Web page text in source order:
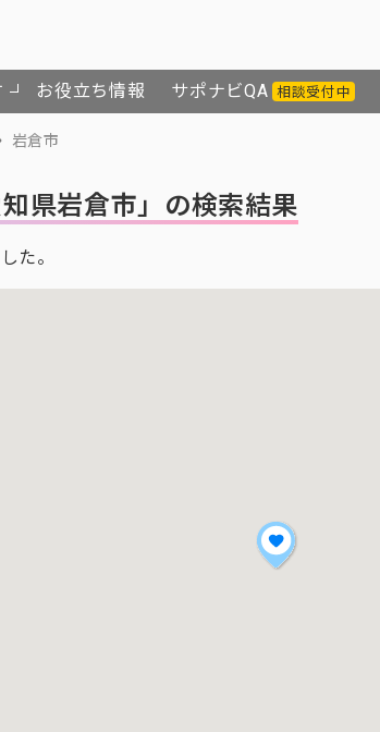
お役立ち情報 サポナビQA 相談受付中
岩倉市
知県岩倉市」の検索結果
た。